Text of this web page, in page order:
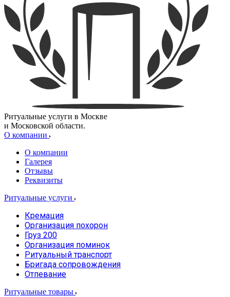
Ритуальные услуги в Москве
и Московской области.
О компании
О компании
Галерея
Отзывы
Реквизиты
Ритуальные услуги
Кремация
Организация похорон
Груз 200
Организация поминок
Ритуальный транспорт
Бригада сопровождения
Отпевание
Ритуальные товары